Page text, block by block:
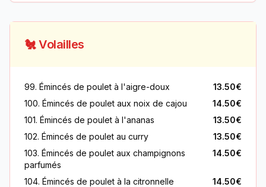
🐔 Volailles
99. Émincés de poulet à l'aigre-doux
13.50€
100. Émincés de poulet aux noix de cajou
14.50€
101. Émincés de poulet à l'ananas
13.50€
102. Émincés de poulet au curry
13.50€
103. Émincés de poulet aux champignons
parfumés
14.50€
104. Émincés de poulet à la citronnelle
14.50€